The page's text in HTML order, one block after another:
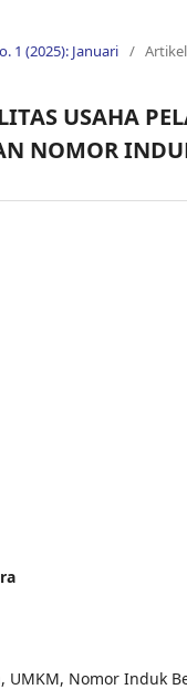
1 (2025): Januari / Artikel
USAHA
NOMOR
UMKM, Nomor Induk